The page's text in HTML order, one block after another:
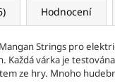
Hodnocení
Strings pro
Každá várka je
ze hry. Mnoho